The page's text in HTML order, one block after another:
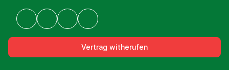
Vertrag witherufen